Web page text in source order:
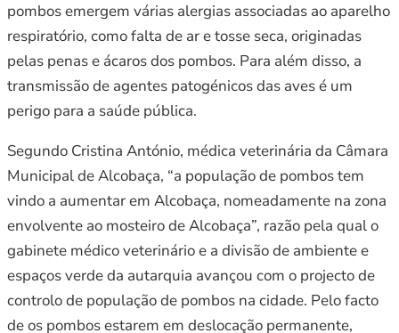
pombos emergem várias alergias associadas ao aparelho
respiratório, como falta de ar e tosse seca, originadas
pelas penas e ácaros dos pombos. Para além disso, a
transmissão de agentes patogénicos das aves é um
perigo para a saúde pública.
Segundo Cristina António, médica veterinária da Câmara
Municipal de Alcobaça, “a população de pombos tem
vindo a aumentar em Alcobaça, nomeadamente na zona
envolvente ao mosteiro de Alcobaça”, razão pela qual o
gabinete médico veterinário e a divisão de ambiente e
espaços verde da autarquia avançou com o projecto de
controlo de população de pombos na cidade. Pelo facto
de os pombos estarem em deslocação permanente,